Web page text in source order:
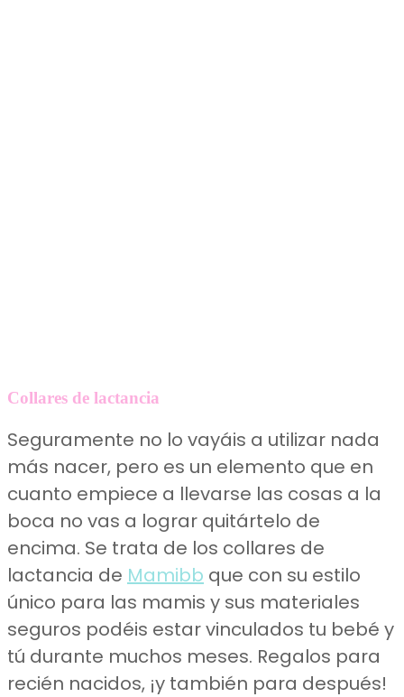
Collares de lactancia
Seguramente no lo vayáis a utilizar nada
más nacer, pero es un elemento que en
cuanto empiece a llevarse las cosas a la
boca no vas a lograr quitártelo de
encima. Se trata de los collares de
lactancia de Mamibb que con su estilo
único para las mamis y sus materiales
seguros podéis estar vinculados tu bebé y
tú durante muchos meses. Regalos para
recién nacidos, ¡y también para después!